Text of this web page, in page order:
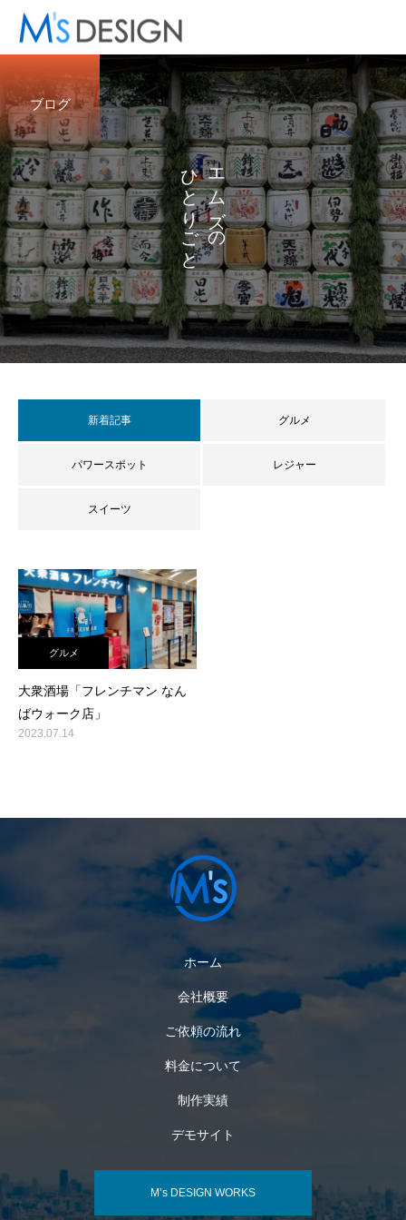
ブログ
エ
ム
ズ
の
ひ
と
り
ご
と
新着記事 グルメ
パワースポット レジャー
スイーツ
グルメ
大衆酒場「フレンチマン なん
ばウォーク店」
2023.07.14
ホーム
会社概要
ご依頼の流れ
料金について
制作実績
デモサイト
M’s DESIGN WORKS